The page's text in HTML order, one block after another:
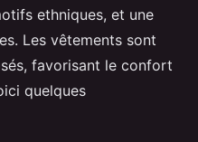
ethniques, et une
Les vêtements sont
favorisant le confort
quelques